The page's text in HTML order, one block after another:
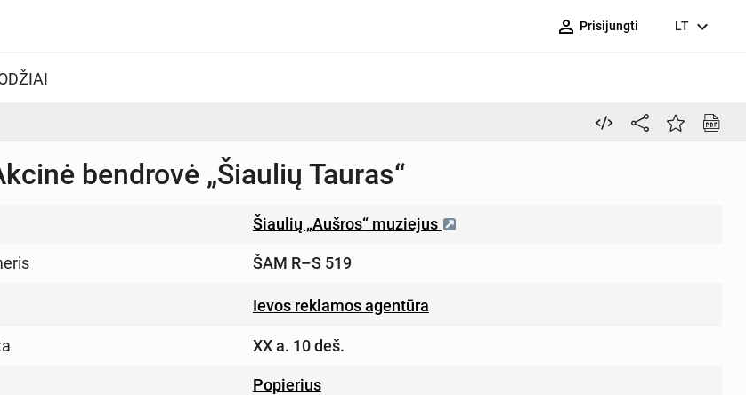
person_outline Prisijungti LT expand_more
bendrovė „Šiaulių Tauras“
Šiaulių „Aušros“ muziejus
ŠAM R–S 519
Ievos reklamos agentūra
XX a. 10 deš.
Popierius